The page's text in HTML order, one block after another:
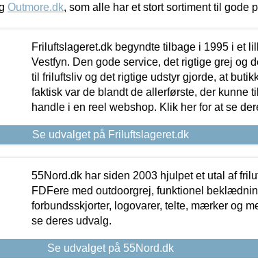
Outmore.dk, som alle har et stort sortiment til gode
Friluftslageret.dk begyndte tilbage i 1995 i et
Vestfyn. Den gode service, det rigtige grej og
til friluftsliv og det rigtige udstyr gjorde, at
faktisk var de blandt de allerførste, der kunne
handle i en reel webshop. Klik her for at se
Se udvalget på Friluftslageret.dk
55Nord.dk har siden 2003 hjulpet et utal af
FDFere med outdoorgrej, funktionel
forbundsskjorter, logovarer, telte, mærker og
se deres udvalg.
Se udvalget på 55Nord.dk